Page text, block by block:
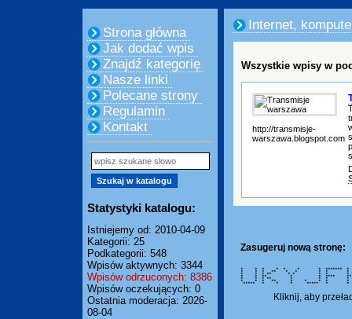
Strona główna
Jak dodać wpis
Znajdź kategorię
Nasze linki
Polecane strony
Regulamin
Kontakt
Statystyki katalogu:
Istniejemy od: 2010-04-09
Kategorii: 25
Podkategorii: 548
Wpisów aktywnych: 3344
Wpisów odrzuconych: 8386
Wpisów oczekujących: 0
Ostatnia moderacja: 2026-
08-04
Internet,
Wszystkie wpisy w
http://transmisje-
warszawa.blogspot.com
Zasugeruj nową stronę:
* * * * * * * ******* * *
* * * ** * * * *
* * * ** * * * *
* * ** * * ****
* * * ** * * *
* * * ** * * * *
***** * * *
Kliknij, aby